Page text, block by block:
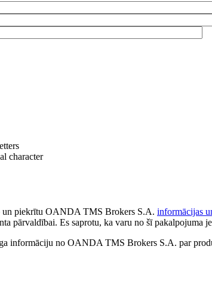
character
un piekrītu OANDA TMS Brokers S.A. informācijas
pārvaldībai. Es saprotu, ka varu no šī pakalpojuma
informāciju no OANDA TMS Brokers S.A. par